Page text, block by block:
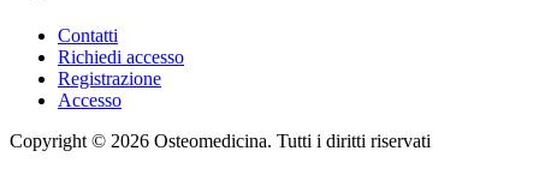
Contatti
Richiedi accesso
Registrazione
Accesso
Copyright © 2026 Osteomedicina. Tutti i diritti riservati